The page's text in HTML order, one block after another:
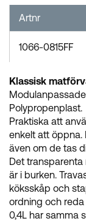
Artnr
1066-0815FF
Klassisk
Polypropenplast.
Praktiska att
enkelt att öppna.
även om de tas
Det
är i burken.
köksskåp och
ordning och
0,4L har samma